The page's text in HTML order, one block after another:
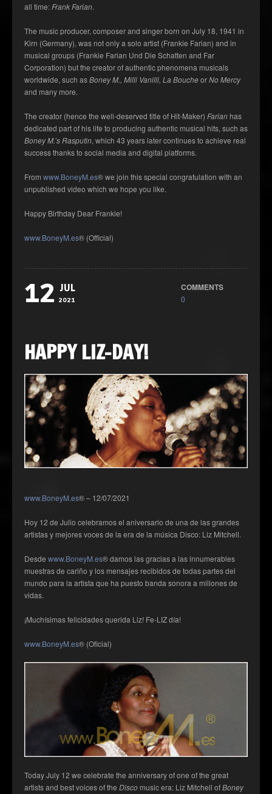
all time:Frank Farian.
The music producer, composer and singer born on July 18, 1941 in
Kirn (Germany), was not only a solo artist (Frankie Farian) and in
musical groups (Frankie Farian Und Die Schatten and Far
Corporation) but the creator of authentic phenomena musicals
worldwide, such asBoney M., Milli Vanilli, La BoucheorNo Mercy
and many more.
The creator (hence the well-deserved title of Hit-Maker) Farian has
dedicated part of his life to producing authentic musical hits, such as
Boney M.’s Rasputin, which 43 years later continues to achieve real
success thanks to social media and digital platforms.
From www.BoneyM.es® we join this special congratulation with an
unpublished video which we hope you like.
Happy Birthday Dear Frankie!
www.BoneyM.es® (Official)
12 JUL
2021
COMMENTS
0
HAPPY LIZ-DAY!
www.BoneyM.es® – 12/07/2021
Hoy 12 de Julio celebramos el aniversario de una de las grandes
artistas y mejores voces de la era de la música Disco: Liz Mitchell.
Desde www.BoneyM.es® damos las gracias a las innumerables
muestras de cariño y los mensajes recibidos de todas partes del
mundo para la artista que ha puesto banda sonora a millones de
vidas.
¡Muchísimas felicidades querida Liz! Fe-LIZ día!
www.BoneyM.es® (Oficial)
Today July 12 we celebrate the anniversary of one of the great
artists and best voices of the Disco music era: Liz Mitchell ofBoney